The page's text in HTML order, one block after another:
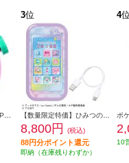
3位
8,800円 (税込)
88円分ポイント還元
即納（在庫残りわずか）
4
10